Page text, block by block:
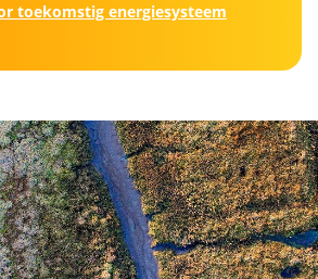
toekomstig energiesysteem